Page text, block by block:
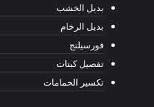
بديل الخشب
بديل الرخام
فورسيلنج
تفصيل كبتات
تكسير الحمامات